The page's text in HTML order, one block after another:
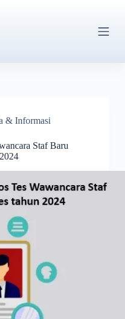
& Informasi
Staf Baru